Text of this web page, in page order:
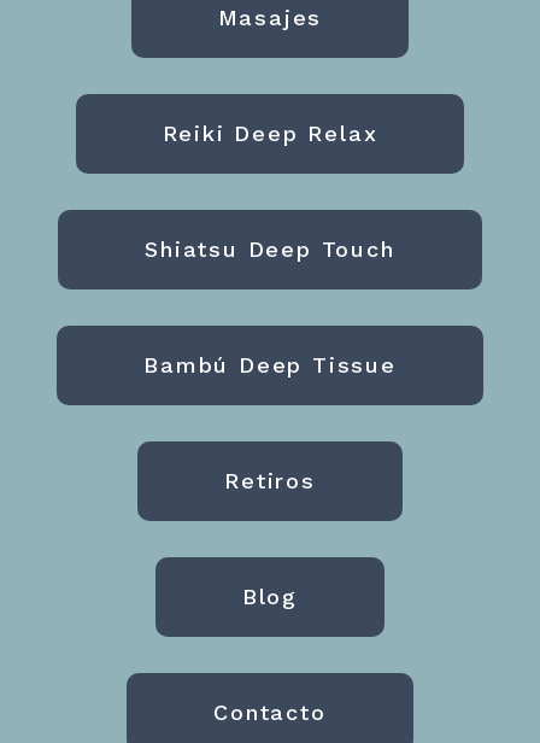
Masajes
Reiki Deep Relax
Shiatsu Deep Touch
Bambú Deep Tissue
Retiros
Blog
Contacto